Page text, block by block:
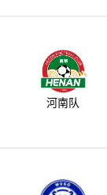
河南队